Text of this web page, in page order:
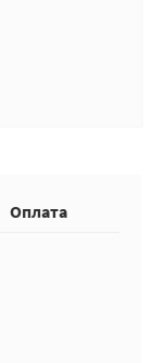
Оплата